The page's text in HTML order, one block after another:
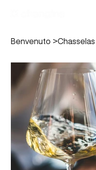
Benvenuto >Chasselas